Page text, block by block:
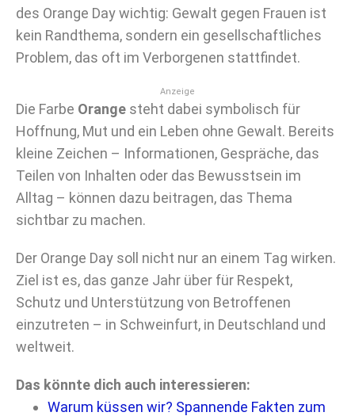
des Orange Day wichtig: Gewalt gegen Frauen ist
kein Randthema, sondern ein gesellschaftliches
Problem, das oft im Verborgenen stattfindet.
Anzeige
Die Farbe Orange steht dabei symbolisch für
Hoffnung, Mut und ein Leben ohne Gewalt. Bereits
kleine Zeichen – Informationen, Gespräche, das
Teilen von Inhalten oder das Bewusstsein im
Alltag – können dazu beitragen, das Thema
sichtbar zu machen.
Der Orange Day soll nicht nur an einem Tag wirken.
Ziel ist es, das ganze Jahr über für Respekt,
Schutz und Unterstützung von Betroffenen
einzutreten – in Schweinfurt, in Deutschland und
weltweit.
Das könnte dich auch interessieren:
Warum küssen wir? Spannende Fakten zum